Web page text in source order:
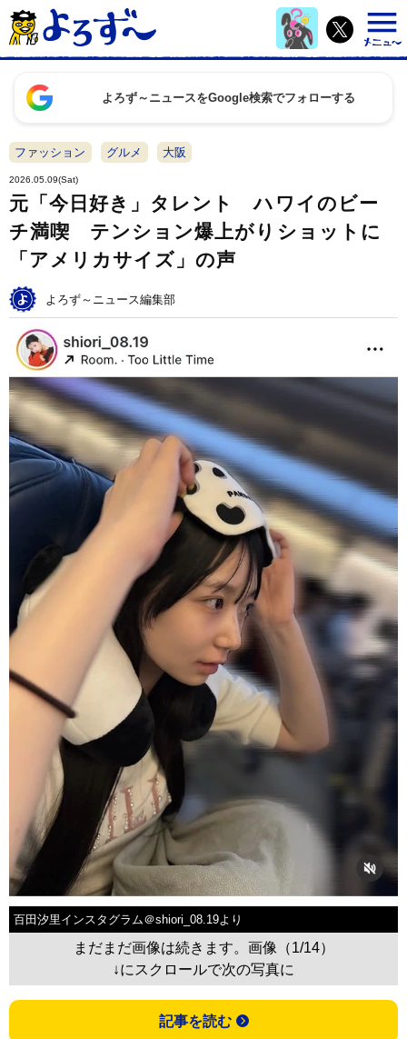
よろず～ニュースをGoogle検索でフォローする
ファッション グルメ 大阪
2026.05.09(Sat)
元「今日好き」タレント ハワイのビー
チ満喫 テンション爆上がりショットに
「アメリカサイズ」の声
よろず～ニュース編集部
百田汐里インスタグラム＠shiori_08.19より
まだまだ画像は続きます。画像（1/14）
↓にスクロールで次の写真に
記事を読む